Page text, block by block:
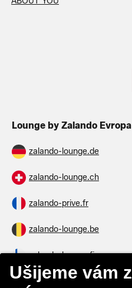
Lounge by Zalando Evropa
zalando-lounge.de
zalando-lounge.ch
zalando-prive.fr
zalando-lounge.be
zalando-lounge.fi
zalando-lounge.co.uk